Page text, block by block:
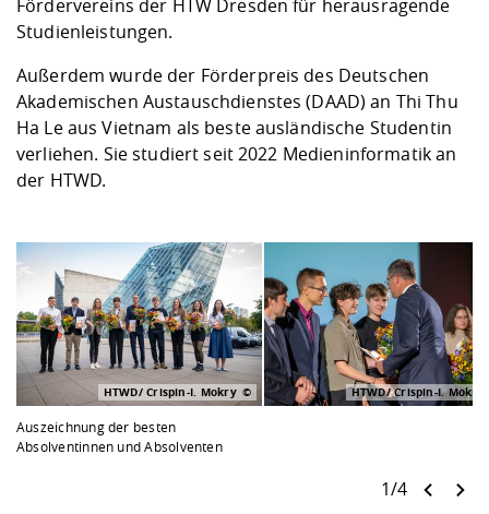
Fördervereins der HTW Dresden für herausragende
Studienleistungen.
Außerdem wurde der Förderpreis des Deutschen
Akademischen Austauschdienstes (DAAD) an Thi Thu
Ha Le aus Vietnam als beste ausländische Studentin
verliehen. Sie studiert seit 2022 Medieninformatik an
der HTWD.
HTWD/ Crispin-I. Mokry
Auszeichnung der besten
Absolventinnen und Absolventen
HTWD/ Crispin-I. Mokry
1/4